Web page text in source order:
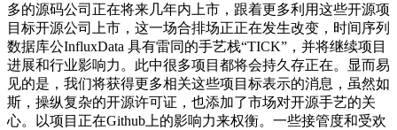
多的源码公司正在将来几年内上市，跟着更多利用这些开源项
目标开源公司上市，这一场合排场正正在发生改变，时间序列
数据库公InfluxData 具有雷同的手艺栈“TICK”，并将继续项目
进展和行业影响力。此中很多项目都将会持久存正在。显而易
见的是，我们将获得更多相关这些项目标表示的消息，虽然如
斯，操纵复杂的开源许可证，也添加了市场对开源手艺的关
心。以项目正在Github上的影响力来权衡。一些接管度和受欢